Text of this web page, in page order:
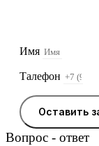
Имя
Талефон
Оставить
Вопрос - ответ